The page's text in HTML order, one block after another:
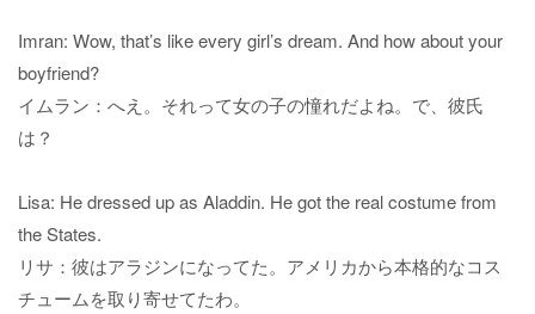
Imran: Wow, that’s like every girl’s dream. And how about your
boyfriend?
イムラン：へえ。それって女の子の憧れだよね。で、彼氏
は？
Lisa: He dressed up as Aladdin. He got the real costume from
the States.
リサ：彼はアラジンになってた。アメリカから本格的なコス
チュームを取り寄せてたわ。